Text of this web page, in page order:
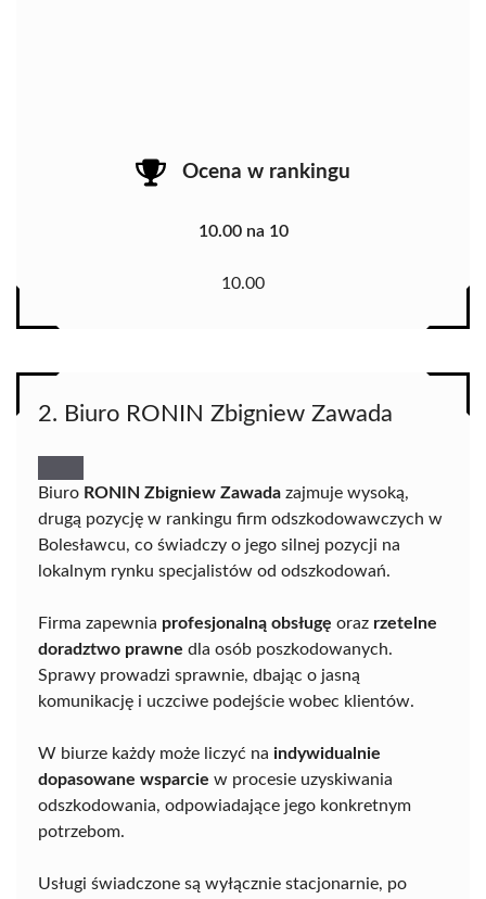
Ocena w rankingu
10.00 na 10
10.00
2. Biuro RONIN Zbigniew Zawada
Biuro RONIN Zbigniew Zawada zajmuje wysoką,
drugą pozycję w rankingu firm odszkodowawczych w
Bolesławcu, co świadczy o jego silnej pozycji na
lokalnym rynku specjalistów od odszkodowań.
Firma zapewnia profesjonalną obsługę oraz rzetelne
doradztwo prawne dla osób poszkodowanych.
Sprawy prowadzi sprawnie, dbając o jasną
komunikację i uczciwe podejście wobec klientów.
W biurze każdy może liczyć na indywidualnie
dopasowane wsparcie w procesie uzyskiwania
odszkodowania, odpowiadające jego konkretnym
potrzebom.
Usługi świadczone są wyłącznie stacjonarnie, po